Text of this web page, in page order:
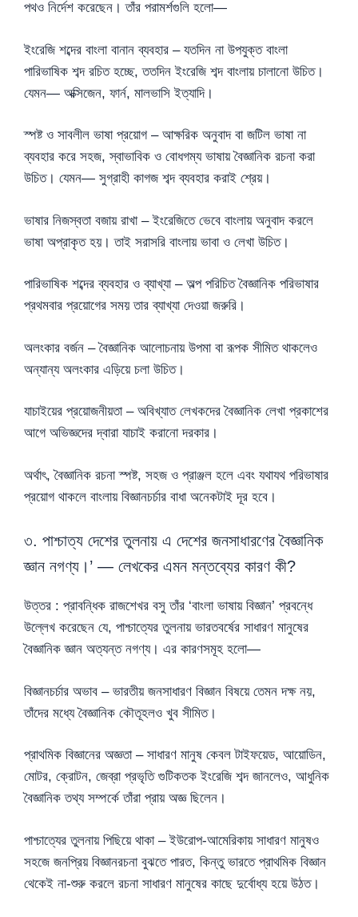
পথও নির্দেশ করেছেন। তাঁর পরামর্শগুলি হলো—
ইংরেজি শব্দের বাংলা বানান ব্যবহার – যতদিন না উপযুক্ত বাংলা
পারিভাষিক শব্দ রচিত হচ্ছে, ততদিন ইংরেজি শব্দ বাংলায় চালানো উচিত।
যেমন— অক্সিজেন, ফার্ন, মালভাসি ইত্যাদি।
স্পষ্ট ও সাবলীল ভাষা প্রয়োগ – আক্ষরিক অনুবাদ বা জটিল ভাষা না
ব্যবহার করে সহজ, স্বাভাবিক ও বোধগম্য ভাষায় বৈজ্ঞানিক রচনা করা
উচিত। যেমন— সুগ্রাহী কাগজ শব্দ ব্যবহার করাই শ্রেয়।
ভাষার নিজস্বতা বজায় রাখা – ইংরেজিতে ভেবে বাংলায় অনুবাদ করলে
ভাষা অপ্রাকৃত হয়। তাই সরাসরি বাংলায় ভাবা ও লেখা উচিত।
পারিভাষিক শব্দের ব্যবহার ও ব্যাখ্যা – অল্প পরিচিত বৈজ্ঞানিক পরিভাষার
প্রথমবার প্রয়োগের সময় তার ব্যাখ্যা দেওয়া জরুরি।
অলংকার বর্জন – বৈজ্ঞানিক আলোচনায় উপমা বা রূপক সীমিত থাকলেও
অন্যান্য অলংকার এড়িয়ে চলা উচিত।
যাচাইয়ের প্রয়োজনীয়তা – অবিখ্যাত লেখকদের বৈজ্ঞানিক লেখা প্রকাশের
আগে অভিজ্ঞদের দ্বারা যাচাই করানো দরকার।
অর্থাৎ, বৈজ্ঞানিক রচনা স্পষ্ট, সহজ ও প্রাঞ্জল হলে এবং যথাযথ পরিভাষার
প্রয়োগ থাকলে বাংলায় বিজ্ঞানচর্চার বাধা অনেকটাই দূর হবে।
৩. পাশ্চাত্য দেশের তুলনায় এ দেশের জনসাধারণের বৈজ্ঞানিক
জ্ঞান নগণ্য।’ — লেখকের এমন মন্তব্যের কারণ কী?
উত্তর : প্রাবন্ধিক রাজশেখর বসু তাঁর ‘বাংলা ভাষায় বিজ্ঞান’ প্রবন্ধে
উল্লেখ করেছেন যে, পাশ্চাত্যের তুলনায় ভারতবর্ষের সাধারণ মানুষের
বৈজ্ঞানিক জ্ঞান অত্যন্ত নগণ্য। এর কারণসমূহ হলো—
বিজ্ঞানচর্চার অভাব – ভারতীয় জনসাধারণ বিজ্ঞান বিষয়ে তেমন দক্ষ নয়,
তাঁদের মধ্যে বৈজ্ঞানিক কৌতূহলও খুব সীমিত।
প্রাথমিক বিজ্ঞানের অজ্ঞতা – সাধারণ মানুষ কেবল টাইফয়েড, আয়োডিন,
মোটর, ক্রোটন, জেব্রা প্রভৃতি গুটিকতক ইংরেজি শব্দ জানলেও, আধুনিক
বৈজ্ঞানিক তথ্য সম্পর্কে তাঁরা প্রায় অজ্ঞ ছিলেন।
পাশ্চাত্যের তুলনায় পিছিয়ে থাকা – ইউরোপ-আমেরিকায় সাধারণ মানুষও
সহজে জনপ্রিয় বিজ্ঞানরচনা বুঝতে পারত, কিন্তু ভারতে প্রাথমিক বিজ্ঞান
থেকেই না-শুরু করলে রচনা সাধারণ মানুষের কাছে দুর্বোধ্য হয়ে উঠত।